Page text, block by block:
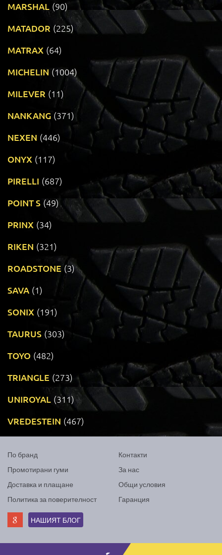
MARSHAL (90)
MATADOR (225)
MATRAX (64)
MICHELIN (1004)
MILEVER (11)
NANKANG (371)
NEXEN (446)
ONYX (117)
PIRELLI (687)
POINT S (49)
PRINX (34)
RIKEN (321)
ROADSTONE (3)
SAVA (1)
SONIX (191)
TAURUS (303)
TOYO (482)
TRIANGLE (273)
UNIROYAL (311)
VREDESTEIN (467)
По бранд
Промотирани гуми
Доставка и плащане
Политика за поверителност
Контакти
За нас
Общи условия
Гаранция
НАШИЯТ БЛОГ